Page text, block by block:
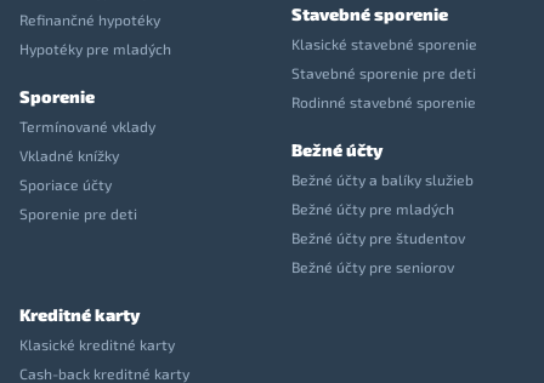
Refinančné hypotéky
Hypotéky pre mladých
Sporenie
Termínované vklady
Vkladné knížky
Sporiace účty
Sporenie pre deti
Stavebné sporenie
Klasické stavebné sporenie
Stavebné sporenie pre deti
Rodinné stavebné sporenie
Bežné účty
Bežné účty a balíky služieb
Bežné účty pre mladých
Bežné účty pre študentov
Bežné účty pre seniorov
Kreditné karty
Klasické kreditné karty
Cash-back kreditné karty